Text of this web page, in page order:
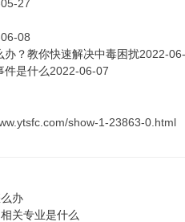
27
08
办？教你快速解决中毒困扰2022-
件是什么2022-06-07
show-1-23863-0.html
办
关专业是什么